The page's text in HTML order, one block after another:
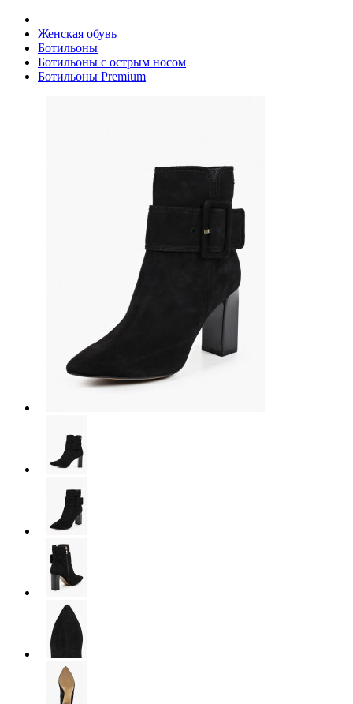
Женская обувь
Ботильоны
Ботильоны с острым носом
Ботильоны Premium